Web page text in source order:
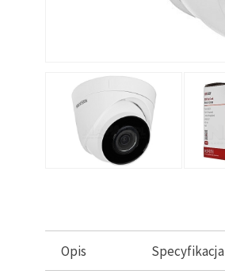
Opis Specyfikacja